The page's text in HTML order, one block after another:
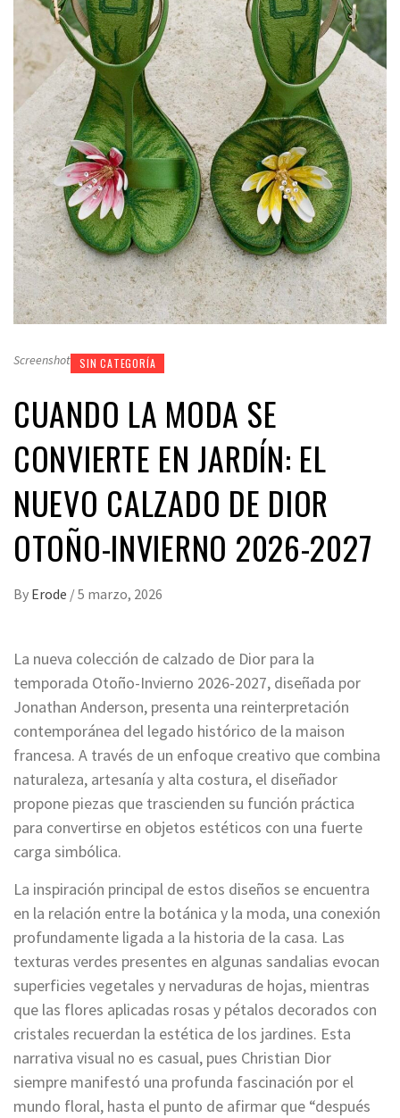
Screenshot SIN CATEGORÍA
CUANDO LA MODA SE
CONVIERTE EN JARDÍN: EL
NUEVO CALZADO DE DIOR
OTOÑO-INVIERNO 2026-2027
By Erode /5 marzo, 2026
La nueva colección de calzado de Dior para la
temporada Otoño-Invierno 2026-2027, diseñada por
Jonathan Anderson, presenta una reinterpretación
contemporánea del legado histórico de la maison
francesa. A través de un enfoque creativo que combina
naturaleza, artesanía y alta costura, el diseñador
propone piezas que trascienden su función práctica
para convertirse en objetos estéticos con una fuerte
carga simbólica.
La inspiración principal de estos diseños se encuentra
en la relación entre la botánica y la moda, una conexión
profundamente ligada a la historia de la casa. Las
texturas verdes presentes en algunas sandalias evocan
superficies vegetales y nervaduras de hojas, mientras
que las flores aplicadas rosas y pétalos decorados con
cristales recuerdan la estética de los jardines. Esta
narrativa visual no es casual, pues Christian Dior
siempre manifestó una profunda fascinación por el
mundo floral, hasta el punto de afirmar que “después